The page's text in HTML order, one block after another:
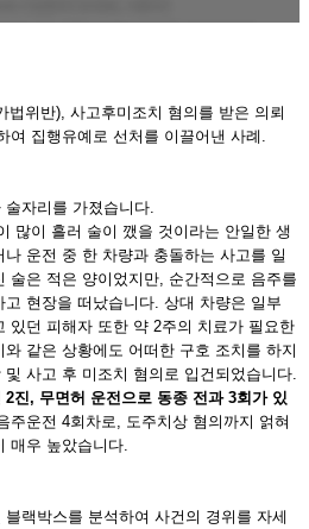
법위반), 사고후미조치 혐의를 받은 의뢰
집행유예로 선처를 이끌어낸 사례.
자리를 가졌습니다.
많이 흘러 술이 깼을 것이라는 안일한 생
운전 중 한 차량과 충돌하는 사고를 일
술은 적은 양이었지만, 순간적으로 음주를
현장을 떠났습니다. 상대 차량은 일부
있던 피해자 또한 약 2주의 치료가 필요한
같은 상황에도 어떠한 구호 조치를 하지
사고 후 미조치 혐의로 입건되었습니다.
진, 무면허 운전으로 동종 전과 3회가 있
주운전 4회차로, 도주치상 혐의까지 얽혀
매우 높았습니다.
랙박스를 분석하여 사건의 경위를 자세